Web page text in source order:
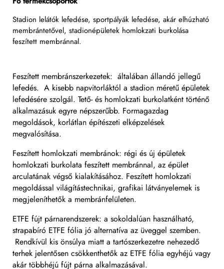
Stadion lelátók lefedése, sportpályák lefedése, akár elhúzható
membrántetővel, stadionépületek homlokzati burkolása
feszített membránnal.
Feszített membránszerkezetek: általában állandó jellegű
lefedés. A kisebb napvitorláktól a stadion méretű épületek
lefedésére szolgál. Tető- és homlokzati burkolatként történő
alkalmazásuk egyre népszerűbb. Formagazdag
megoldások, korlátlan építészeti elképzelések
megvalósítása.
Feszített homlokzati membránok: régi és új épületek
homlokzati burkolata feszített membránnal, az épület
arculatának végső kialakításához. Feszített homlokzati
megoldással világítástechnikai, grafikai látványelemek is
megjeleníthetők a membránfelületen.
ETFE fújt párnarendszerek: a sokoldalúan használható,
strapabíró ETFE fólia jó alternatíva az üveggel szemben.
Rendkívül kis önsúlya miatt a tartószerkezetre nehezedő
terhek jelentősen csökkenthetők az ETFE fólia egyhéjú vagy
akár többhéjú fújt párna alkalmazásával.